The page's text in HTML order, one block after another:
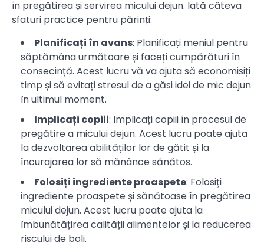
în pregătirea și servirea micului dejun. Iată câteva
sfaturi practice pentru părinți:
Planificați în avans: Planificați meniul pentru
săptămâna următoare și faceți cumpărături în
consecință. Acest lucru vă va ajuta să economisiți
timp și să evitați stresul de a găsi idei de mic dejun
în ultimul moment.
Implicați copiii: Implicați copiii în procesul de
pregătire a micului dejun. Acest lucru poate ajuta
la dezvoltarea abilităților lor de gătit și la
încurajarea lor să mănânce sănătos.
Folosiți ingrediente proaspete: Folosiți
ingrediente proaspete și sănătoase în pregătirea
micului dejun. Acest lucru poate ajuta la
îmbunătățirea calității alimentelor și la reducerea
riscului de boli.